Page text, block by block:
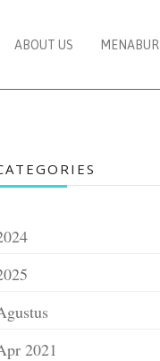
ABOUT US MENABUR
2021